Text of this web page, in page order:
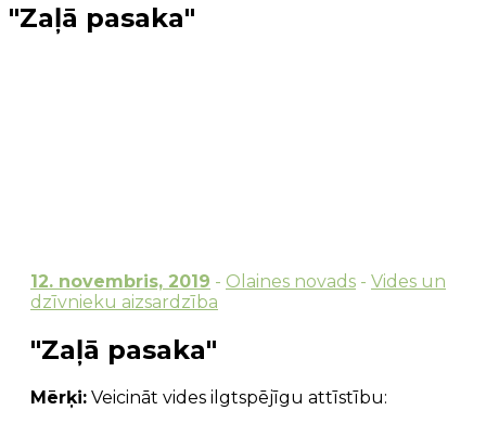
"Zaļā pasaka"
12. novembris, 2019 - Olaines novads - Vides un
dzīvnieku aizsardzība
"Zaļā pasaka"
Mērķi: Veicināt vides ilgtspējīgu attīstību: